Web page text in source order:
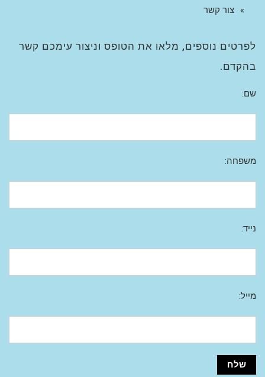
צור קשר
לפרטים נוספים, מלאו את הטופס וניצור עימכם קשר
בהקדם.
שם:
משפחה:
נייד:
מייל: